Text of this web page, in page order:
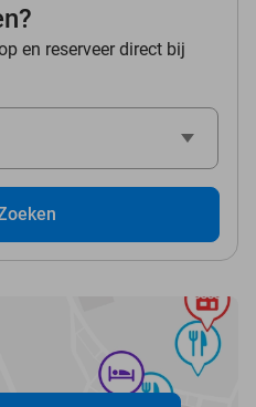
en reserveer direct bij